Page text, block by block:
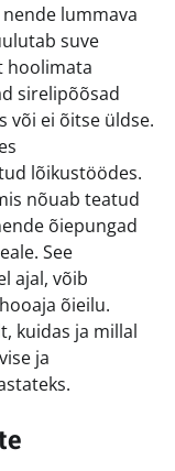
lummava
suve
hoolimata
sirelipõõsad
või ei õitse üldse.
lõikustöödes.
nõuab teatud
õiepungad
See
ajal, võib
õieilu.
kuidas ja millal
ja